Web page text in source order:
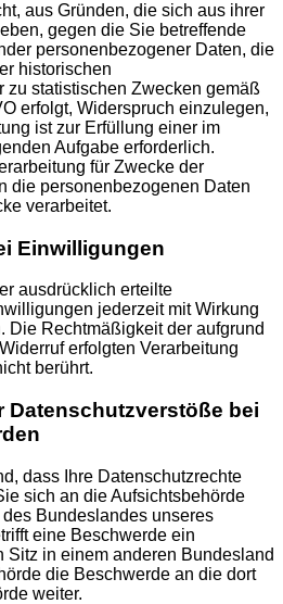
aus Gründen, die sich aus ihrer
gegen die Sie betreffende
personenbezogener Daten, die
historischen
zu statistischen Zwecken gemäß
erfolgt, Widerspruch einzulegen,
ist zur Erfüllung einer im
Aufgabe erforderlich.
für Zwecke der
die personenbezogenen Daten
verarbeitet.
Einwilligungen
ausdrücklich erteilte
jederzeit mit Wirkung
Die Rechtmäßigkeit der aufgrund
erfolgten Verarbeitung
berührt.
Datenschutzverstöße bei
dass Ihre Datenschutzrechte
sich an die Aufsichtsbehörde
Bundeslandes unseres
eine Beschwerde ein
Sitz in einem anderen Bundesland
die Beschwerde an die dort
weiter.